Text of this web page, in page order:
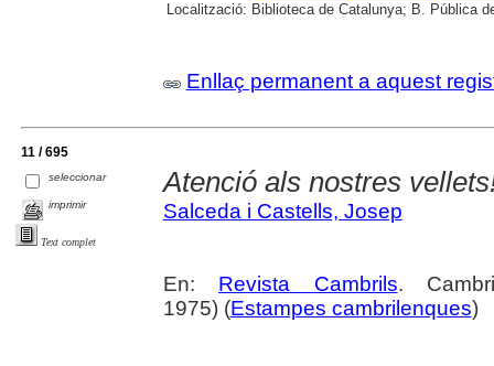
Localització: Biblioteca de Catalunya; B. Pública
Enllaç permanent a aquest
11 / 695
seleccionar
imprimir
Text complet
Atenció als nostres
Salceda i Castells, Josep
En: Revista Cambrils.
1975) (Estampes cambrilenques)